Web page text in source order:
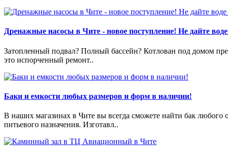
Дренажные насосы в Чите - новое поступление! Не дайте воде
Затопленный подвал? Полный бассейн? Котлован под домом
это испорченный ремонт..
Баки и емкости любых размеров и форм в наличии!
В наших магазинах в Чите вы всегда сможете найти бак
питьевого назначения. Изготавл..